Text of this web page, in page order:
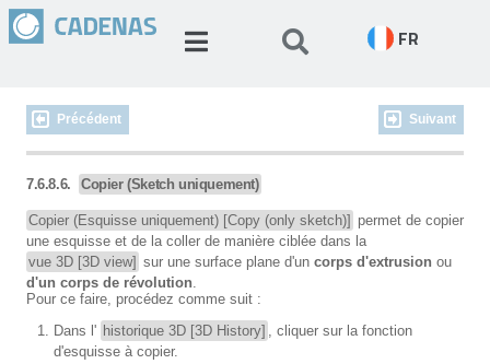
FR
Précédent Suivant
7.6.8.6. Copier (Sketch uniquement)
Copier (Esquisse uniquement) [Copy (only sketch)] permet de copier
une esquisse et de la coller de manière ciblée dans la
vue 3D [3D view] sur une surface plane d'un corps d'extrusion ou
d'un corps de révolution.
Pour ce faire, procédez comme suit :
Dans l' historique 3D [3D History] , cliquer sur la fonction
d'esquisse à copier.